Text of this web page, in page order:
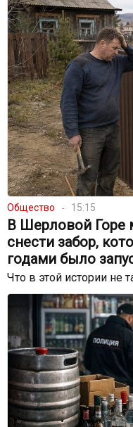
Общество 15:15
В Шерловой Горе
снести забор,
годами было
Что в этой истории не